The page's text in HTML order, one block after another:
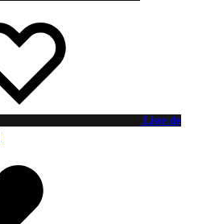
Liste de